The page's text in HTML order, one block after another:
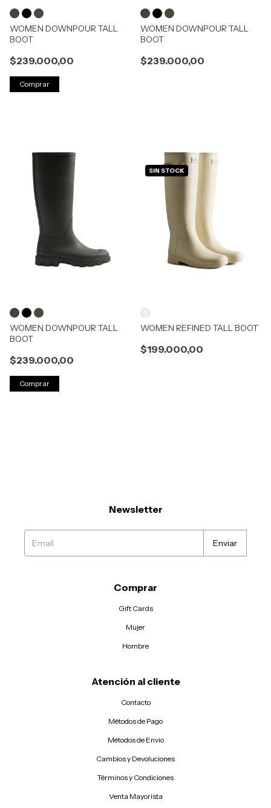
WOMEN DOWNPOUR TALL
BOOT
$239.000,00
Comprar
WOMEN DOWNPOUR TALL
BOOT
$239.000,00
WOMEN DOWNPOUR TALL
BOOT
$239.000,00
Comprar
SIN STOCK
WOMEN REFINED TALL BOOT
$199.000,00
Newsletter
Comprar
Gift Cards
Mujer
Hombre
Atención al cliente
Contacto
Métodos de Pago
Métodos de Envio
Cambios y Devoluciones
Términos y Condiciones
Venta Mayorista